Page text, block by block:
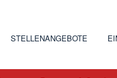
STELLENANGEBOTE